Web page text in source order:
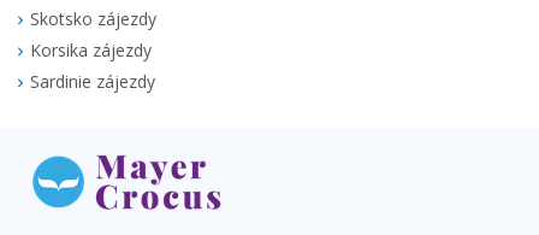
Skotsko zájezdy
Korsika zájezdy
Sardinie zájezdy